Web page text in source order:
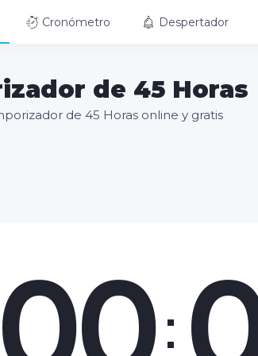
Cronómetro Despertador
de 45 Horas
de 45 Horas online y gratis
: